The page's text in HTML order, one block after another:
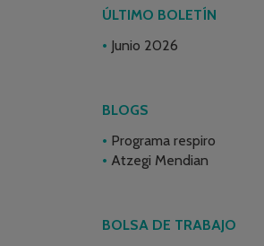
ÚLTIMO BOLETÍN
Junio 2026
BLOGS
Programa respiro
Atzegi Mendian
BOLSA DE TRABAJO